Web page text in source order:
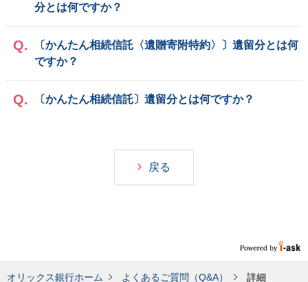
分とは何ですか？
〔かんたん相続信託〈遺贈寄附特約〉〕遺留分とは何
ですか？
〔かんたん相続信託〕遺留分とは何ですか？
戻る
オリックス銀行ホーム よくあるご質問（Q&A） 詳細